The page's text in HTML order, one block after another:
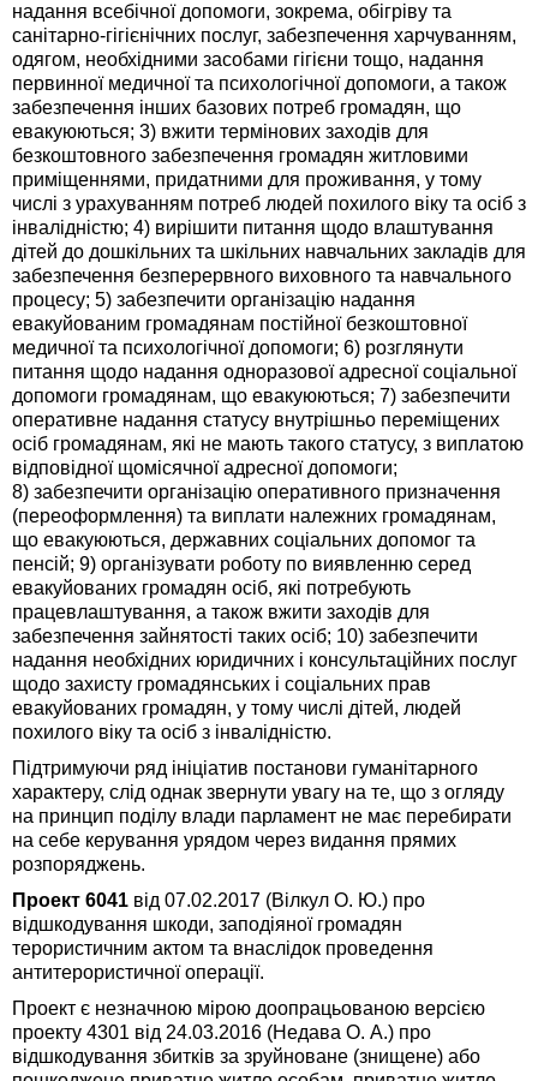
надання всебічної допомоги, зокрема, обігріву та
санітарно-гігієнічних послуг, забезпечення харчуванням,
одягом, необхідними засобами гігієни тощо, надання
первинної медичної та психологічної допомоги, а також
забезпечення інших базових потреб громадян, що
евакуюються; 3) вжити термінових заходів для
безкоштовного забезпечення громадян житловими
приміщеннями, придатними для проживання, у тому
числі з урахуванням потреб людей похилого віку та осіб з
інвалідністю; 4) вирішити питання щодо влаштування
дітей до дошкільних та шкільних навчальних закладів для
забезпечення безперервного виховного та навчального
процесу; 5) забезпечити організацію надання
евакуйованим громадянам постійної безкоштовної
медичної та психологічної допомоги; 6) розглянути
питання щодо надання одноразової адресної соціальної
допомоги громадянам, що евакуюються; 7) забезпечити
оперативне надання статусу внутрішньо переміщених
осіб громадянам, які не мають такого статусу, з виплатою
відповідної щомісячної адресної допомоги;
8) забезпечити організацію оперативного призначення
(переоформлення) та виплати належних громадянам,
що евакуюються, державних соціальних допомог та
пенсій; 9) організувати роботу по виявленню серед
евакуйованих громадян осіб, які потребують
працевлаштування, а також вжити заходів для
забезпечення зайнятості таких осіб; 10) забезпечити
надання необхідних юридичних і консультаційних послуг
щодо захисту громадянських і соціальних прав
евакуйованих громадян, у тому числі дітей, людей
похилого віку та осіб з інвалідністю.
Підтримуючи ряд ініціатив постанови гуманітарного
характеру, слід однак звернути увагу на те, що з огляду
на принцип поділу влади парламент не має перебирати
на себе керування урядом через видання прямих
розпоряджень.
Проект 6041 від 07.02.2017 (Вілкул О. Ю.) про
відшкодування шкоди, заподіяної громадян
терористичним актом та внаслідок проведення
антитерористичної операції.
Проект є незначною мірою доопрацьованою версією
проекту 4301 від 24.03.2016 (Недава О. А.) про
відшкодування збитків за зруйноване (знищене) або